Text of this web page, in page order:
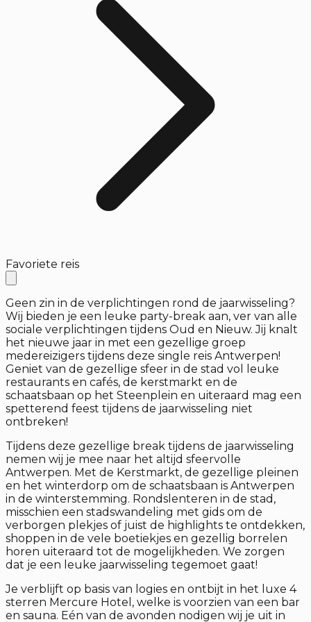
Favoriete reis
Geen zin in de verplichtingen rond de jaarwisseling?
Wij bieden je een leuke party-break aan, ver van alle
sociale verplichtingen tijdens Oud en Nieuw. Jij knalt
het nieuwe jaar in met een gezellige groep
medereizigers tijdens deze single reis Antwerpen!
Geniet van de gezellige sfeer in de stad vol leuke
restaurants en cafés, de kerstmarkt en de
schaatsbaan op het Steenplein en uiteraard mag een
spetterend feest tijdens de jaarwisseling niet
ontbreken!
Tijdens deze gezellige break tijdens de jaarwisseling
nemen wij je mee naar het altijd sfeervolle
Antwerpen. Met de Kerstmarkt, de gezellige pleinen
en het winterdorp om de schaatsbaan is Antwerpen
in de winterstemming. Rondslenteren in de stad,
misschien een stadswandeling met gids om de
verborgen plekjes of juist de highlights te ontdekken,
shoppen in de vele boetiekjes en gezellig borrelen
horen uiteraard tot de mogelijkheden. We zorgen
dat je een leuke jaarwisseling tegemoet gaat!
Je verblijft op basis van logies en ontbijt in het luxe 4
sterren Mercure Hotel, welke is voorzien van een bar
en sauna. Eén van de avonden nodigen wij je uit in